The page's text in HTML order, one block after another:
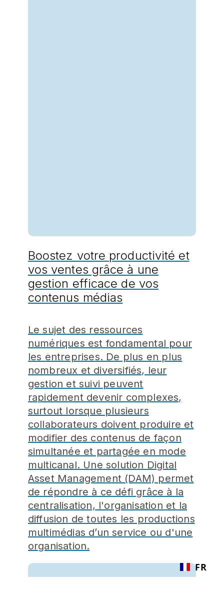
Boostez votre productivité et
vos ventes grâce à une
gestion efficace de vos
contenus médias
Le sujet des ressources
numériques est fondamental pour
les entreprises. De plus en plus
nombreux et diversifiés, leur
gestion et suivi peuvent
rapidement devenir complexes,
surtout lorsque plusieurs
collaborateurs doivent produire et
modifier des contenus de façon
simultanée et partagée en mode
multicanal. Une solution Digital
Asset Management (DAM) permet
de répondre à ce défi grâce à la
centralisation, l'organisation et la
diffusion de toutes les productions
multimédias d’un service ou d'une
organisation.
FR